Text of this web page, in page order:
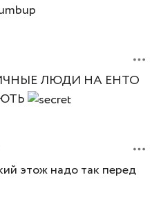
ЛЮДИ НА ЕНТО
этож надо так перед